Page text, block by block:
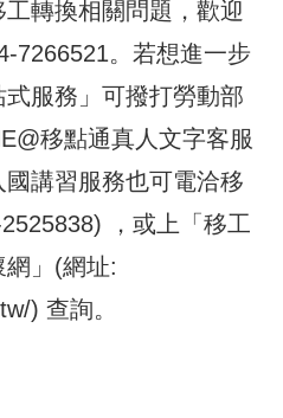
轉換相關問題，歡迎
7266521。若想進一步
服務」可撥打勞動部
移點通真人文字客服
講習服務也可電洽移
，或上「移工
」(網址:
) 查詢。